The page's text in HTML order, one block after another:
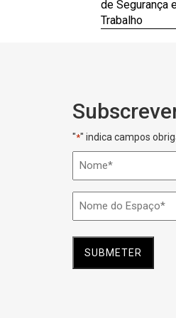
de Segurança
Trabalho
"*" indica campos
Nome
Nome
do